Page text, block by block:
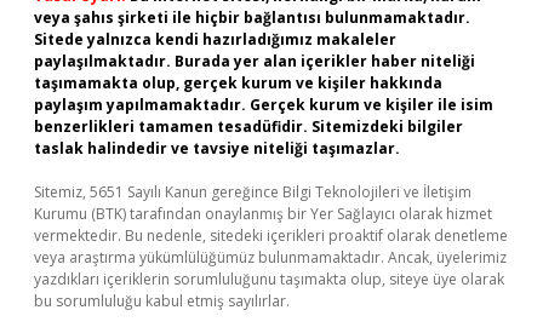
veya şahıs şirketi ile hiçbir bağlantısı bulunmamaktadır.
Sitede yalnızca kendi hazırladığımız makaleler
paylaşılmaktadır. Burada yer alan içerikler haber niteliği
taşımamakta olup, gerçek kurum ve kişiler hakkında
paylaşım yapılmamaktadır. Gerçek kurum ve kişiler ile isim
benzerlikleri tamamen tesadüfidir. Sitemizdeki bilgiler
taslak halindedir ve tavsiye niteliği taşımazlar.
Sitemiz, 5651 Sayılı Kanun gereğince Bilgi Teknolojileri ve İletişim
Kurumu (BTK) tarafından onaylanmış bir Yer Sağlayıcı olarak hizmet
vermektedir. Bu nedenle, sitedeki içerikleri proaktif olarak denetleme
veya araştırma yükümlülüğümüz bulunmamaktadır. Ancak, üyelerimiz
yazdıkları içeriklerin sorumluluğunu taşımakta olup, siteye üye olarak
bu sorumluluğu kabul etmiş sayılırlar.